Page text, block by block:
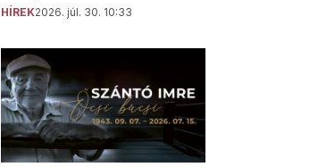
HÍREK2026. júl. 30. 10:33